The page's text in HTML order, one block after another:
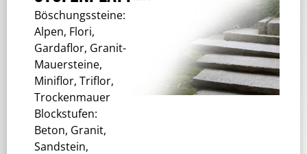
Böschungssteine:
Alpen, Flori,
Gardaflor, Granit-
Mauersteine,
Miniflor, Triflor,
Trockenmauer
Blockstufen:
Beton, Granit,
Sandstein,